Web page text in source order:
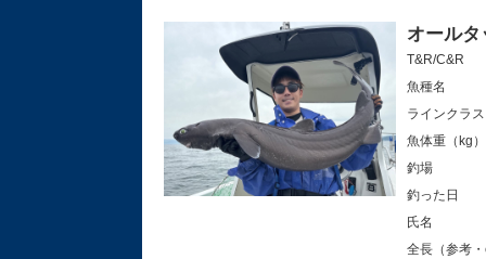
オール
T&R/C&R
魚種名
ラインクラ
魚体重（kg）
釣場
釣った日
氏名
全長（参考